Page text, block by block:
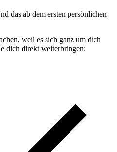
das ab dem ersten persönlichen
weil es sich ganz um dich
dich direkt weiterbringen: